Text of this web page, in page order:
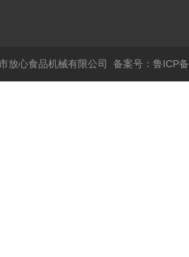
放心食品机械有限公司 备案号：鲁ICP